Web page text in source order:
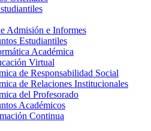
Admisión e Informes
Estudiantiles
Académica
Virtual
de Responsabilidad Social
de Relaciones Institucionales
del Profesorado
Académicos
Continua